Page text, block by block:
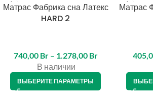
Матрас Фабрика сна Латекс
HARD 2
740,00 Br – 1.278,00 Br
В наличии
ВЫБЕРИТЕ ПАРАМЕТРЫ
Матрас